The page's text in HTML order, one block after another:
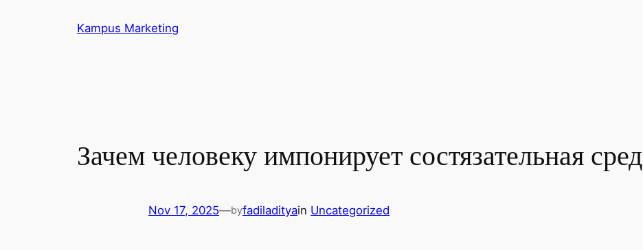
Kampus Marketing
Зачем человеку импонирует состязательная
Nov 17, 2025—byfadiladityain Uncategorized